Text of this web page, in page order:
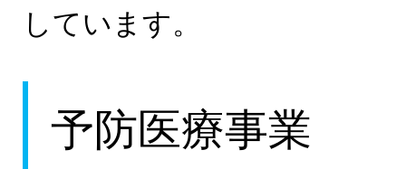
しています。
予防医療事業